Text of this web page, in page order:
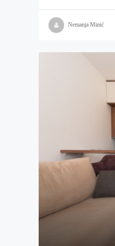
Nemanja Minić